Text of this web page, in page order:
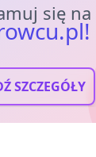
się na
SZCZEGÓŁY